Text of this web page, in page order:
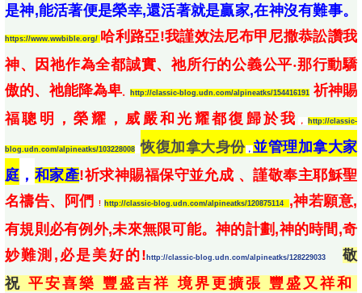
是神,能活著便是榮幸,還活著就是贏家,在神沒有難事。
https://www.wwbible.org/ 哈利路亞!我謹效法尼布甲尼撒恭訟讚我
神、因祂作為全都誠實、祂所行的公義公平‧那行動驕
傲的、祂能降為卑。 http://classic-blog.udn.com/alpineatks/154416191祈神賜
福聰明，榮耀，威嚴和光耀都復歸於我
， http://classic-
blog.udn.com/alpineatks/103228008 恢復加拿大身份， 並管理加拿大家
庭 ， 和家產!祈求神賜福保守並允成 、謹敬奉主耶穌聖
名禱告、阿們! http://classic-blog.udn.com/alpineatks/120875114
,神若願意,
有規則必有例外,未來無限可能。神的計劃,神的時間,奇
妙難測,必是美好的!http://classic-blog.udn.com/alpineatks/128229033
敬
祝平安喜樂 豐盛吉祥 境界更擴張 豐盛又祥和